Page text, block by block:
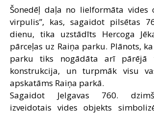
Šonedēļ daļa no lielformāta vides
virpulis”, kas, sagaidot pilsētas
dienu, tika uzstādīts Hercoga
pārceļas uz Raiņa parku. Plānots,
parku tiks nogādāta arī pārējā
konstrukcija, un turpmāk visu
apskatāms Raiņa parkā.
Sagaidot Jelgavas 760.
izveidotais vides objekts